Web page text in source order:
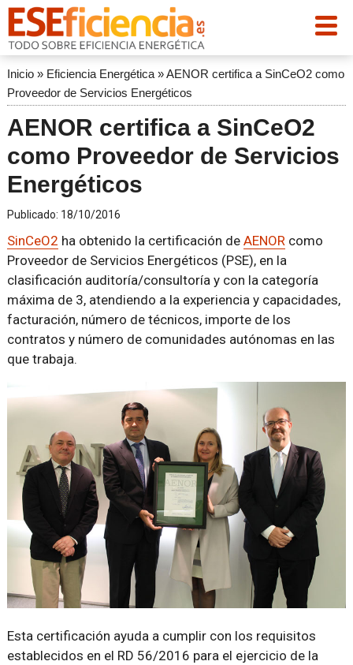
Inicio» Eficiencia Energética»AENOR certifica a SinCeO2 como
Proveedor de Servicios Energéticos
AENOR certifica a SinCeO2
como Proveedor de Servicios
Energéticos
Publicado: 18/10/2016
SinCeO2 ha obtenido la certificación de AENORcomo
Proveedor de Servicios Energéticos (PSE), en la
clasificación auditoría/consultoría y con la categoría
máxima de 3, atendiendo a la experiencia y capacidades,
facturación, número de técnicos, importe de los
contratos y número de comunidades autónomas en las
que trabaja.
Esta certificación ayuda a cumplir con los requisitos
establecidos en el RD 56/2016 para el ejercicio de la